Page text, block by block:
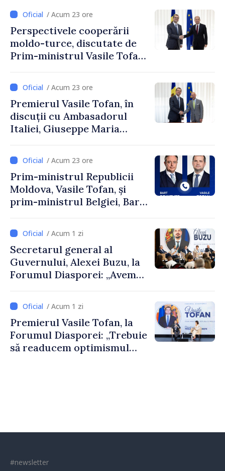
/ Acum 23 ore
Perspectivele cooperării
moldo-turce, discutate de
Prim-ministrul Vasile Tofan
Uygar Mustafa Sertel
/ Acum 23 ore
Premierul Vasile Tofan, în
discuții cu Ambasadorul
Italiei, Giuseppe Maria
/ Acum 23 ore
Prim-ministrul Republicii
Moldova, Vasile Tofan, și
prim-ministrul Belgiei, Bart
despre parcursul european
al Republicii Moldova.
/ Acum 1 zi
Secretarul general al
Guvernului, Alexei Buzu, la
Forumul Diasporei: „Avem
dumneavoastră pentru a
construi comunități mai
puternice”
/ Acum 1 zi
Premierul Vasile Tofan, la
Forumul Diasporei: „Trebuie
să readucem optimismul
#newsletter